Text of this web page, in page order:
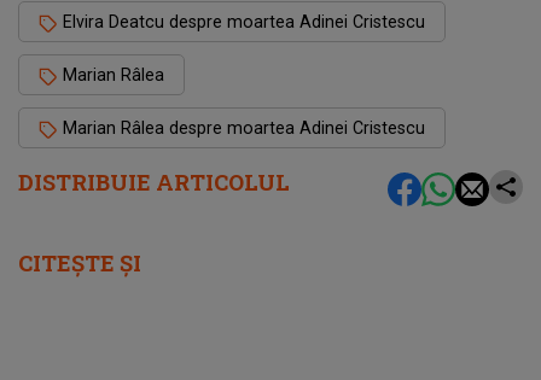
DISTRIBUIE ARTICOLUL
Elvira Deatcu despre moartea Adinei Cristescu
Marian Râlea
Marian Râlea despre moartea Adinei Cristescu
CITEȘTE ȘI